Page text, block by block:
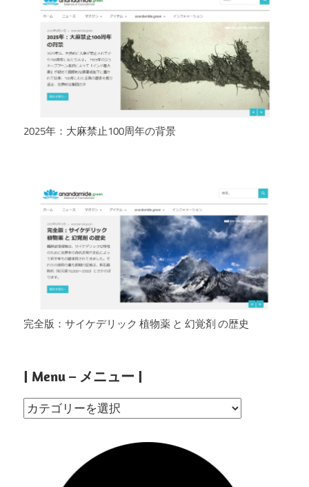
2025年：大麻禁止100周年の背景
完全版：サイケデリック 植物薬 と 幻覚剤 の歴史
| Menu – メニュー |